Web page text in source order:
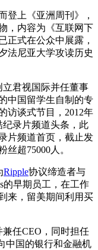
登上《亚洲周刊》，
，内容为《互联网下
正式在公众中展露，
法尼亚大学攻读历史
立君视国际并任董事
中国留学生自制的专
访谈式节目，2012年
录片频道头条，此
片频道首页，截止发
超75000人。
Ripple协议缔造者与
的早期员工，在工作
来，留美期间利用买
任CEO，同时担任
中国的银行和金融机